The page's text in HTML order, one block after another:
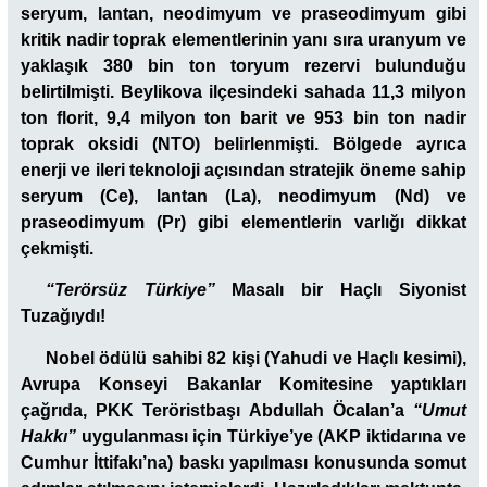
seryum, lantan, neodimyum ve praseodimyum gibi
kritik nadir toprak elementlerinin yanı sıra uranyum ve
yaklaşık 380 bin ton toryum rezervi bulunduğu
belirtilmişti. Beylikova ilçesindeki sahada 11,3 milyon
ton florit, 9,4 milyon ton barit ve 953 bin ton nadir
toprak oksidi (NTO) belirlenmişti. Bölgede ayrıca
enerji ve ileri teknoloji açısından stratejik öneme sahip
seryum (Ce), lantan (La), neodimyum (Nd) ve
praseodimyum (Pr) gibi elementlerin varlığı dikkat
çekmişti.
“Terörsüz Türkiye”Masalı bir Haçlı Siyonist
Tuzağıydı!
Nobel ödülü sahibi 82 kişi (Yahudi ve Haçlı kesimi),
Avrupa Konseyi Bakanlar Komitesine yaptıkları
çağrıda, PKK Teröristbaşı Abdullah Öcalan’a “Umut
Hakkı” uygulanması için Türkiye’ye (AKP iktidarına ve
Cumhur İttifakı’na) baskı yapılması konusunda somut